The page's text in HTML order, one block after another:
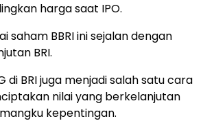
harga saat IPO.
saham BBRI ini sejalan dengan
BRI.
di BRI juga menjadi salah satu cara
nilai yang berkelanjutan
kepentingan.